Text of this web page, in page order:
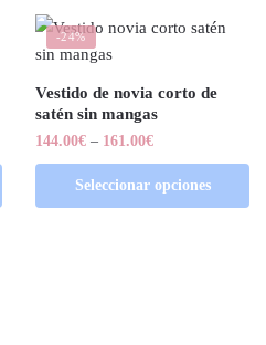
-24%
Vestido de novia corto de
satén sin mangas
144.00€ – 161.00€
Seleccionar opciones